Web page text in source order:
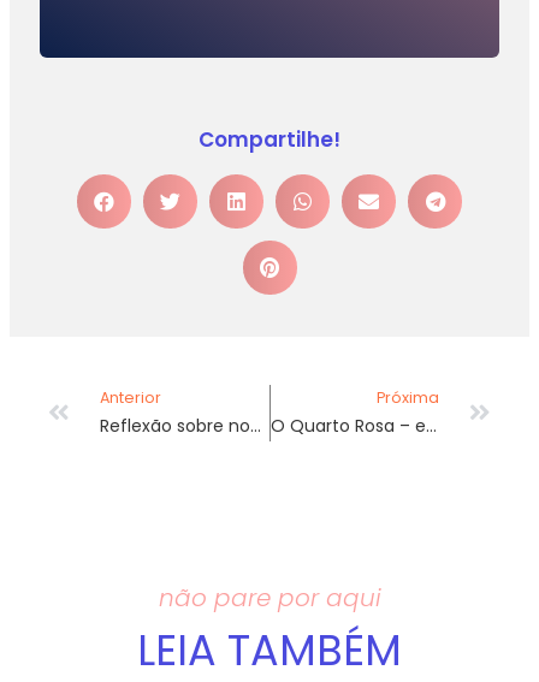
Compartilhe!
Anterior
Reflexão sobre nosso reflexo
Próxima
O Quarto Rosa – encontros consigo mesma
não pare por aqui
LEIA TAMBÉM